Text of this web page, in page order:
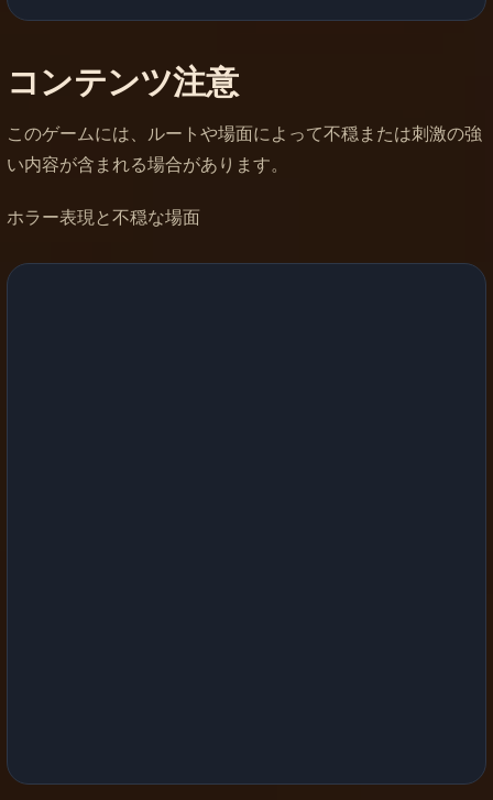
コンテンツ注意
このゲームには、ルートや場面によって不穏または刺激の強
い内容が含まれる場合があります。
ホラー表現と不穏な場面